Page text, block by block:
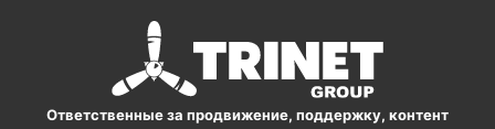
Ответственные за продвижение, поддержку, контент